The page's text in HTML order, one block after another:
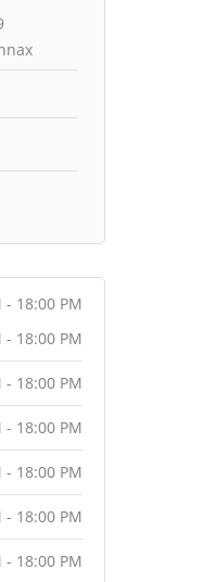
- 18:00 PM
- 18:00 PM
- 18:00 PM
- 18:00 PM
- 18:00 PM
- 18:00 PM
- 18:00 PM